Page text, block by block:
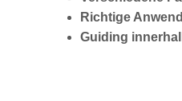
Richtige
Guiding